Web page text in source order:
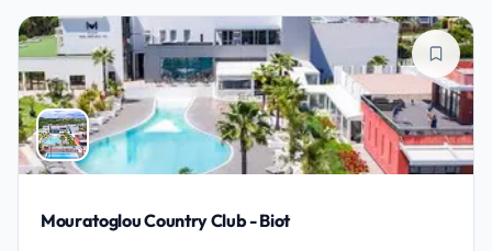
Mouratoglou Country Club - Biot